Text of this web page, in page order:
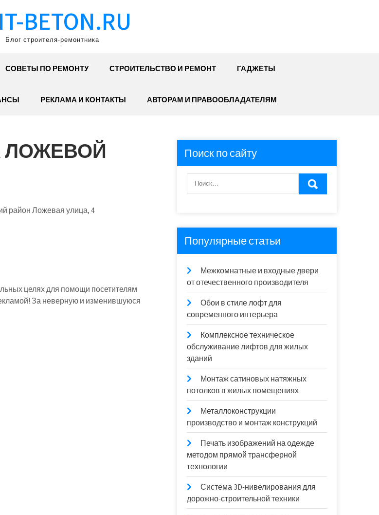
BETON.RU
Блог строителя-ремонтника
СОВЕТЫ ПО РЕМОНТУ СТРОИТЕЛЬСТВО И РЕМОНТ ГАДЖЕТЫ
РЕКЛАМА И КОНТАКТЫ АВТОРАМ И ПРАВООБЛАДАТЕЛЯМ
ЛОЖЕВОЙ
район Ложевая улица, 4
целях для помощи посетителям
За неверную и изменившуюся
Поиск по сайту
Популярные статьи
Межкомнатные и входные двери
от отечественного производителя
Обои в стиле лофт для
современного интерьера
Комплексное техническое
обслуживание лифтов для жилых
зданий
Монтаж сатиновых натяжных
потолков в жилых помещениях
Металлоконструкции
производство и монтаж конструкций
Печать изображений на одежде
методом прямой трансферной
технологии
Система 3D-нивелирования для
дорожно-строительной техники